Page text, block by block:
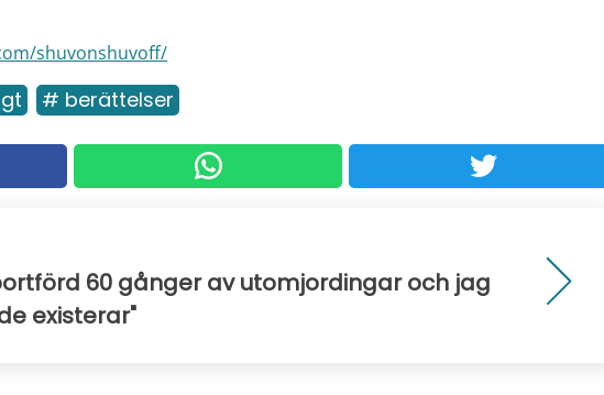
shuvonshuvoff/
# berättelser
60 gånger av utomjordingar och jag
existerar"